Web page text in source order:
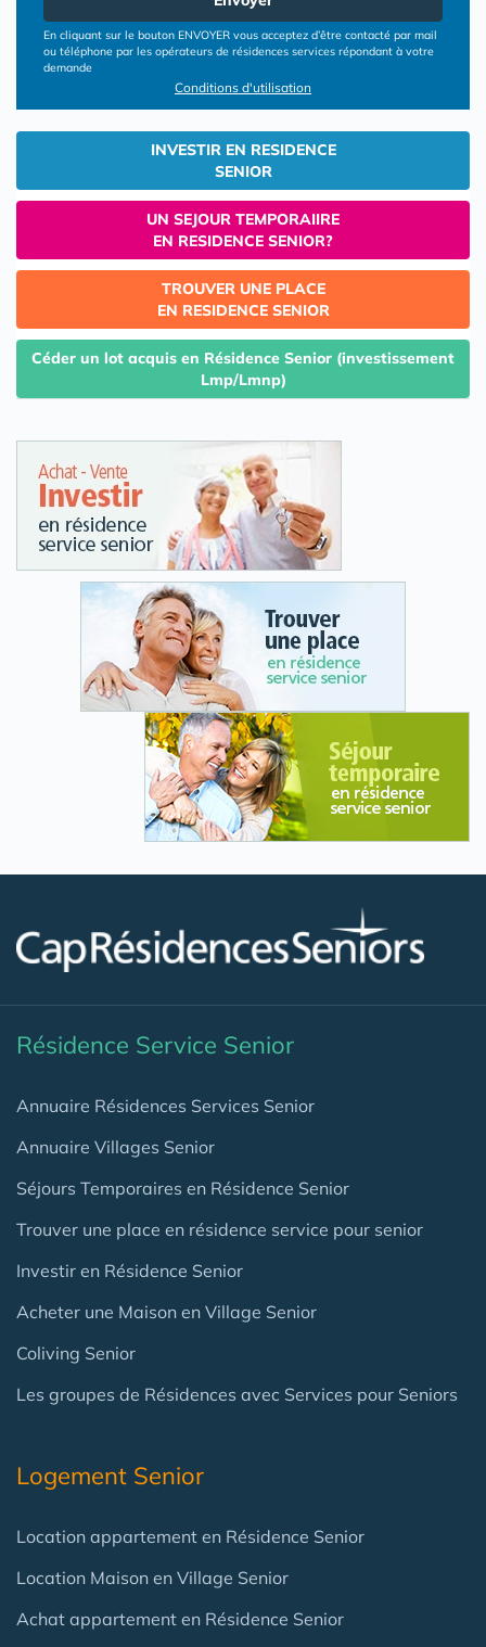
En cliquant sur le bouton ENVOYER vous acceptez d’être contacté par mail
ou téléphone par les opérateurs de résidences services répondant à votre
demande
Conditions d'utilisation
INVESTIR EN RESIDENCE
SENIOR
UN SEJOUR TEMPORAIIRE
EN RESIDENCE SENIOR?
TROUVER UNE PLACE
EN RESIDENCE SENIOR
Céder un lot acquis en Résidence Senior (investissement
Lmp/Lmnp)
Résidence Service Senior
Annuaire Résidences Services Senior
Annuaire Villages Senior
Séjours Temporaires en Résidence Senior
Trouver une place en résidence service pour senior
Investir en Résidence Senior
Acheter une Maison en Village Senior
Coliving Senior
Les groupes de Résidences avec Services pour Seniors
Logement Senior
Location appartement en Résidence Senior
Location Maison en Village Senior
Achat appartement en Résidence Senior